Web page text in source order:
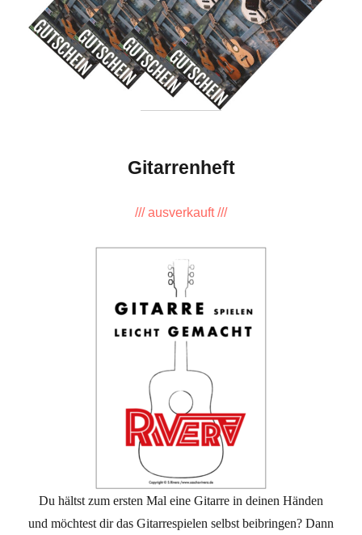
Gitarrenheft
/// ausverkauft ///
Du hältst zum ersten Mal eine Gitarre in deinen Händen
und möchtest dir das Gitarrespielen selbst beibringen? Dann